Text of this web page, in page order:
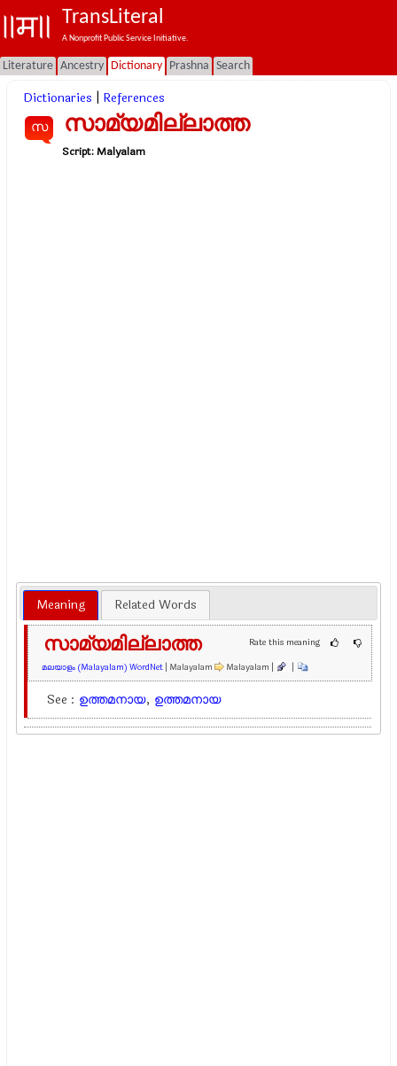
TransLiteral
A Nonprofit Public Service Initiative.
Literature Ancestry Dictionary Prashna Search
Dictionaries References
സ സാമ്യമില്ലാത്ത
Script:Malyalam
Meaning Related Words
Rate this meaning
സാമ്യമില്ലാത്ത
മലയാളം (Malayalam) WordNet | Malayalam Malayalam | |
See : ഉത്തമനായ, ഉത്തമനായ